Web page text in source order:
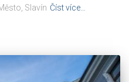
Slavín Číst více…